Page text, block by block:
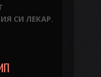
СИ ЛЕКАР.